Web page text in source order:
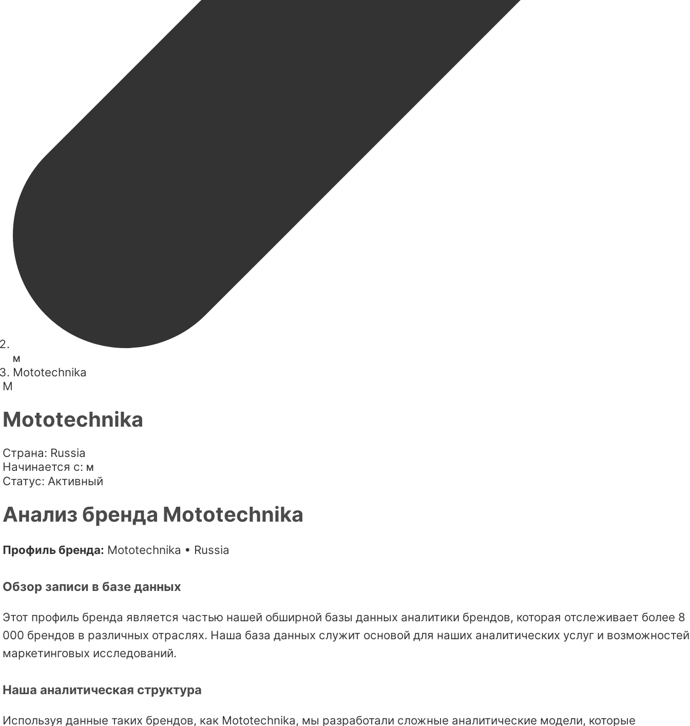
M
Mototechnika
M
Mototechnika
Страна: Russia
Начинается с: M
Статус: Активный
Анализ бренда Mototechnika
Профиль бренда: Mototechnika • Russia
Обзор записи в базе данных
Этот профиль бренда является частью нашей обширной базы данных аналитики брендов, которая отслеживает более 8
000 брендов в различных отраслях. Наша база данных служит основой для наших аналитических услуг и возможностей
маркетинговых исследований.
Наша аналитическая структура
Используя данные таких брендов, как Mototechnika, мы разработали сложные аналитические модели, которые